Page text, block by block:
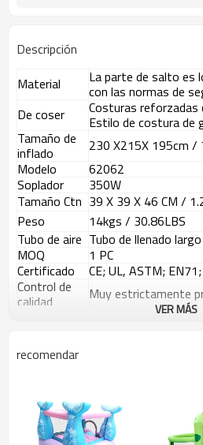
Descripción
Material
La parte de salto es
con las normas de
De coser
Costuras
Estilo de costura de
Tamaño de
inflado 230 X215X 195cm /
Modelo
62062
Soplador
350W
Tamaño Ctn 39 X 39 X 46 CM /
Peso
14kgs / 30.86LBS
Tubo de aire Tubo de llenado
MOQ
1 PC
Certificado
CE; UL, ASTM;
Control de
calidad
Muy estrictamente
Shenzhen, Hong
pago
VER MÁS
recomendar